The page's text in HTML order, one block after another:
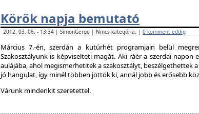
Körök napja bemutató
2012. 03. 06. - 13:34 | SimonGergo | Nincs kategória. | 0 komment eddig
Március 7.-én, szerdán a kutúrhét programjain belül
Szakosztályunk is képviselteti magát. Aki ráér a szerdai napon
aulájába, ahol megismerhetitek a szakosztályt, beszélgethettek
jó hangulat, így minél többen jöttök ki, annál jobb és erősebb
Várunk mindenkit szeretettel.